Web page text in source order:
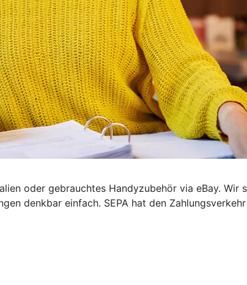
oder gebrauchtes Handyzubehör via eBay.
denkbar einfach. SEPA hat den